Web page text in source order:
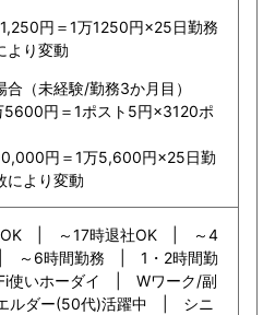
円＝1万1250円×25日勤務
より変動
（未経験/勤務3か月目）
円＝1ポスト5円×3120ポ
円＝1万5,600円×25日勤
により変動
OK | ～17時退社OK | ～4
～6時間勤務 | 1・2時間勤
いホーダイ | Wワーク/副
ダー(50代)活躍中 | シニ